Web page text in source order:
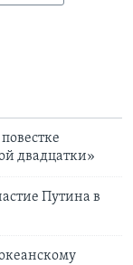
двадцатки»
Путина в